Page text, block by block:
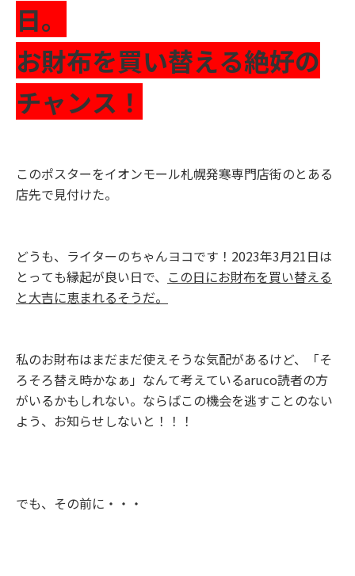
日。
お財布を買い替える絶好の
チャンス！
このポスターをイオンモール札幌発寒専門店街のとある
店先で見付けた。
どうも、ライターのちゃんヨコです！ 2023年3月21日は
とっても縁起が良い日で、 この日にお財布を買い替える
と大吉に恵まれるそうだ。
私のお財布はまだまだ使えそうな気配があるけど、「そ
ろそろ替え時かなぁ」なんて考えているaruco読者の方
がいるかもしれない。ならばこの機会を逃すことのない
よう、お知らせしないと！！！
でも、その前に・・・